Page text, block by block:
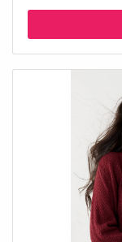
avec boutons